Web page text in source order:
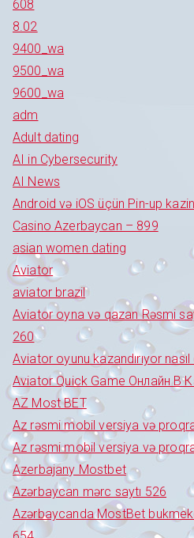
608
8.02
9400_wa
9500_wa
9600_wa
adm
Adult dating
AI in Cybersecurity
AI News
Android və iOS üçün Pin-up
Casino Azerbaycan – 899
asian women dating
Aviator
aviator brazil
Aviator oyna və qazan Rəsmi
260
Aviator oyunu kazandırıyor
Aviator Quick Game Онлайн В
AZ Most BET
Az rəsmi mobil versiya və
Az rəsmi mobil versiya və
Azerbajany Mostbet
Azərbaycan mərc saytı 526
Azərbaycanda MostBet